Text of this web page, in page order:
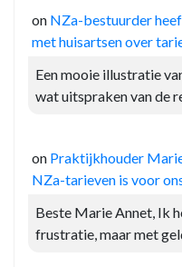
on NZa-bestuurder
met huisartsen over
Een mooie illustratie
wat uitspraken van de
on Praktijkhouder
NZa-tarieven is voor
Beste Marie Annet, Ik
frustratie, maar met